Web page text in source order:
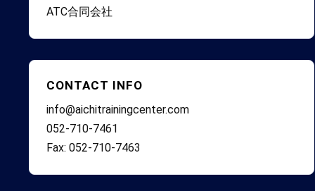
ATC合同会社
CONTACT INFO
info@aichitrainingcenter.com
052-710-7461
Fax: 052-710-7463